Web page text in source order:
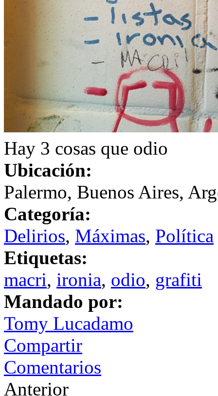
Hay 3 cosas que odio
Ubicación:
Palermo, Buenos Aires,
Categoría:
Delirios, Máximas, Política
Etiquetas:
macri, ironia, odio, grafiti
Mandado por:
Tomy Lucadamo
Compartir
Comentarios
Anterior